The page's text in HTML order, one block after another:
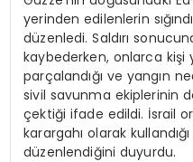
yerinden edilenlerin
düzenledi. Saldırı
kaybederken, onlarca kişi
parçalandığı ve yangın
sivil savunma ekiplerinin
çektiği ifade edildi. İsrail
karargahı olarak
düzenlendiğini duyurdu.